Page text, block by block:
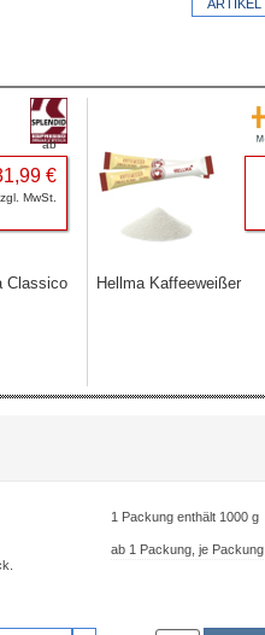
ab
€
MwSt.
Classico
Hellma Kaffeeweißer
1 Packung enthält 1000 g
ab 1 Packung, je Packung